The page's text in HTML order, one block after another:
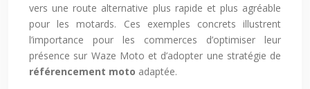
vers une route alternative plus rapide et plus agréable
pour les motards. Ces exemples concrets illustrent
l’importance pour les commerces d’optimiser leur
présence sur Waze Moto et d’adopter une stratégie de
référencement moto adaptée.